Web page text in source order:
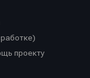
проекту